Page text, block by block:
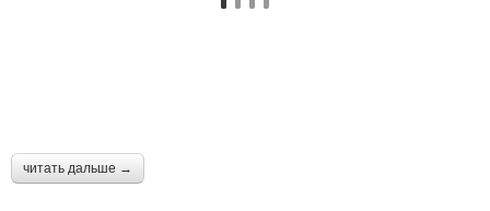
читать дальше →